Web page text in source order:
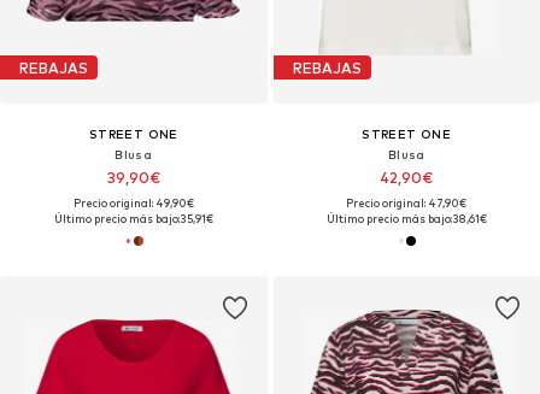
REBAJAS
STREET ONE
Blusa
39,90€
Precio original: 49,90€
Último precio más bajo:35,91€
REBAJAS
STREET ONE
Blusa
42,90€
Precio original: 47,90€
Último precio más bajo:38,61€